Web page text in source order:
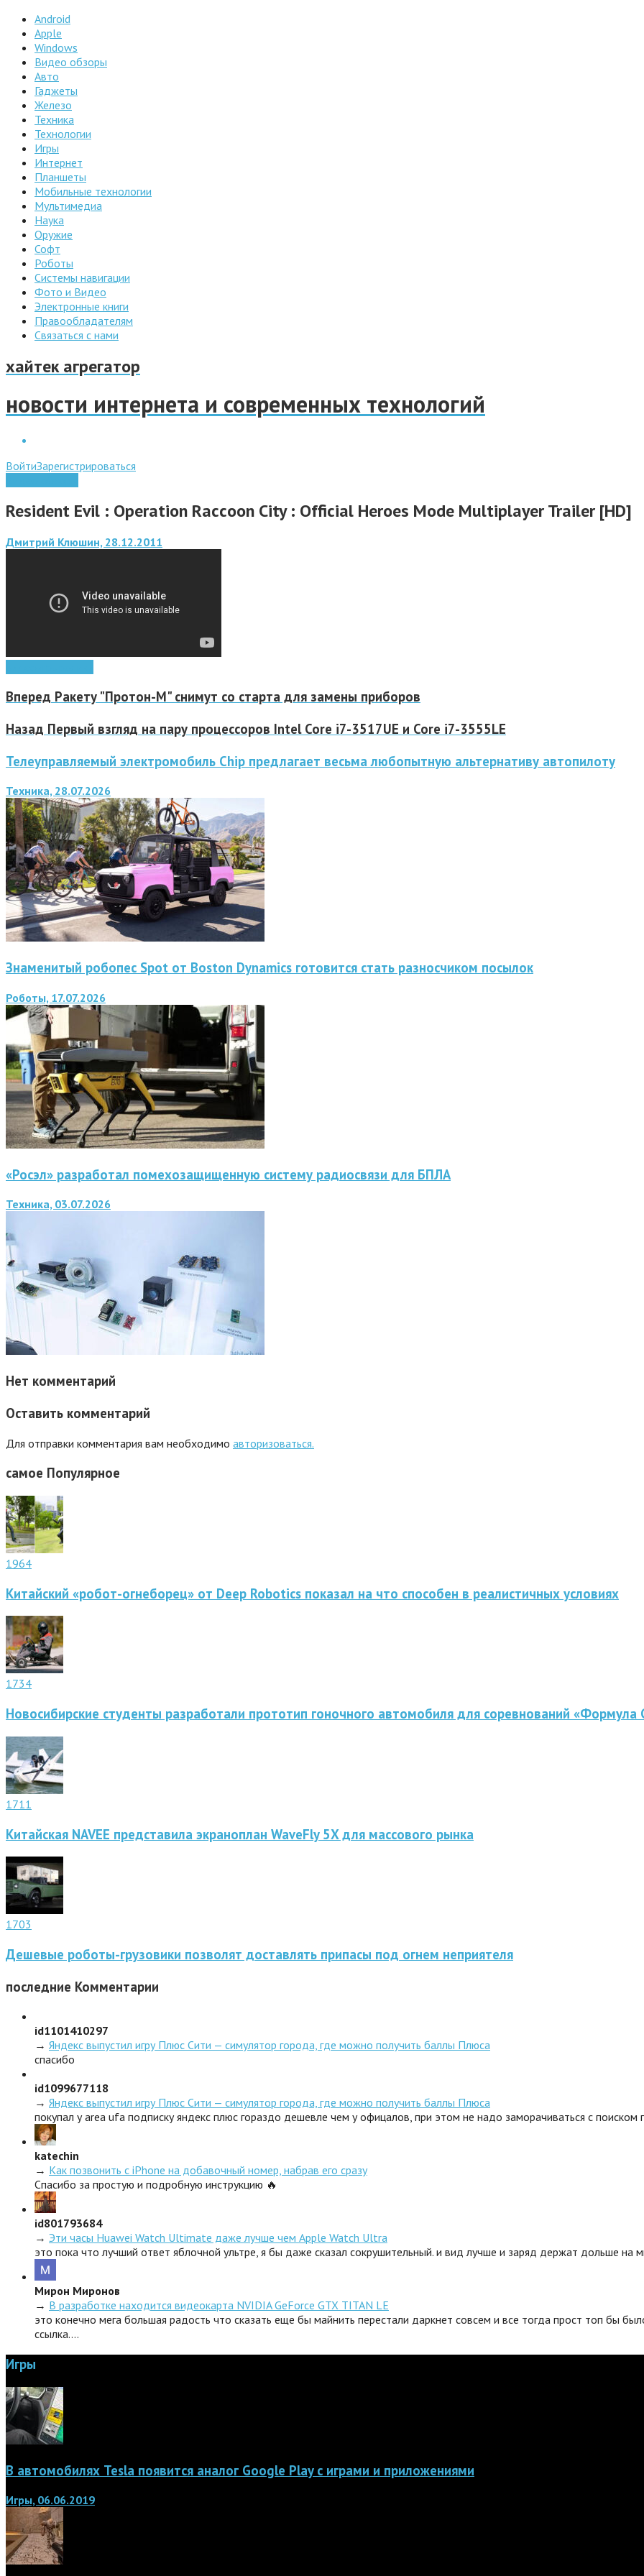
Android
Apple
Windows
Видео обзоры
Авто
Гаджеты
Железо
Техника
Технологии
Игры
Интернет
Планшеты
Мобильные технологии
Мультимедиа
Наука
Оружие
Софт
Роботы
Системы навигации
Фото и Видео
Электронные книги
Правообладателям
Связаться с нами
хайтек агрегатор
новости интернета и современных технологий
ВойтиЗарегистрироваться
Resident Evil : Operation Raccoon City : Official Heroes Mode Multiplayer Trailer [HD]
Дмитрий Клюшин, 28.12.2011
Вперед Ракету "Протон-М" снимут со старта для замены приборов
Назад Первый взгляд на пару процессоров Intel Core i7-3517UE и Core i7-3555LE
Телеуправляемый электромобиль Chip предлагает весьма любопытную альтернативу автопилоту
Техника, 28.07.2026
Знаменитый робопес Spot от Boston Dynamics готовится стать разносчиком посылок
Роботы, 17.07.2026
«Росэл» разработал помехозащищенную систему радиосвязи для БПЛА
Техника, 03.07.2026
Нет комментарий
Оставить комментарий
Для отправки комментария вам необходимо авторизоваться.
самое Популярное
1964
Китайский «робот-огнеборец» от Deep Robotics показал на что способен в реалистичных условиях
1734
Новосибирские студенты разработали прототип гоночного автомобиля для соревнований «Формула
1711
Китайская NAVEE представила экраноплан WaveFly 5X для массового рынка
1703
Дешевые роботы-грузовики позволят доставлять припасы под огнем неприятеля
последние Комментарии
id1101410297
→ Яндекс выпустил игру Плюс Сити — симулятор города, где можно получить баллы Плюса
спасибо
id1099677118
→ Яндекс выпустил игру Плюс Сити — симулятор города, где можно получить баллы Плюса
покупал у area ufa подписку яндекс плюс гораздо дешевле чем у офицалов, при этом не надо заморачиваться с поиском
katechin
→ Как позвонить с iPhone на добавочный номер, набрав его сразу
Спасибо за простую и подробную инструкцию 🔥
id801793684
→ Эти часы Huawei Watch Ultimate даже лучше чем Apple Watch Ultra
это пока что лучший ответ яблочной ультре, я бы даже сказал сокрушительный. и вид лучше и заряд держат дольше на
Мирон Миронов
→ В разработке находится видеокарта NVIDIA GeForce GTX TITAN LE
это конечно мега большая радость что сказать еще бы майнить перестали даркнет совсем и все тогда прост топ бы
ссылка.…
Игры
В автомобилях Tesla появится аналог Google Play с играми и приложениями
Игры, 06.06.2019